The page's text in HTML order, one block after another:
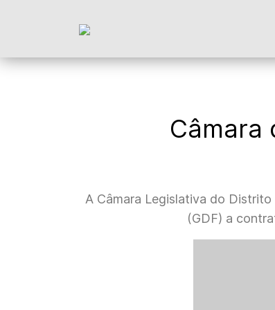
Câmara
A Câmara Legislativa do
(GDF) a